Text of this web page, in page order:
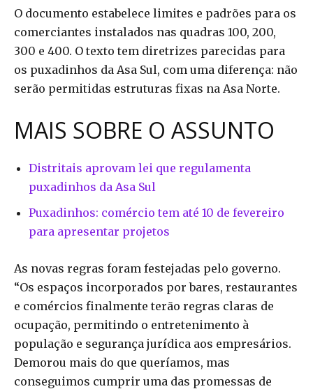
O documento estabelece limites e padrões para os
comerciantes instalados nas quadras 100, 200,
300 e 400. O texto tem diretrizes parecidas para
os puxadinhos da Asa Sul, com uma diferença: não
serão permitidas estruturas fixas na Asa Norte.
MAIS SOBRE O ASSUNTO
Distritais aprovam lei que regulamenta
puxadinhos da Asa Sul
Puxadinhos: comércio tem até 10 de fevereiro
para apresentar projetos
As novas regras foram festejadas pelo governo.
“Os espaços incorporados por bares, restaurantes
e comércios finalmente terão regras claras de
ocupação, permitindo o entretenimento à
população e segurança jurídica aos empresários.
Demorou mais do que queríamos, mas
conseguimos cumprir uma das promessas de